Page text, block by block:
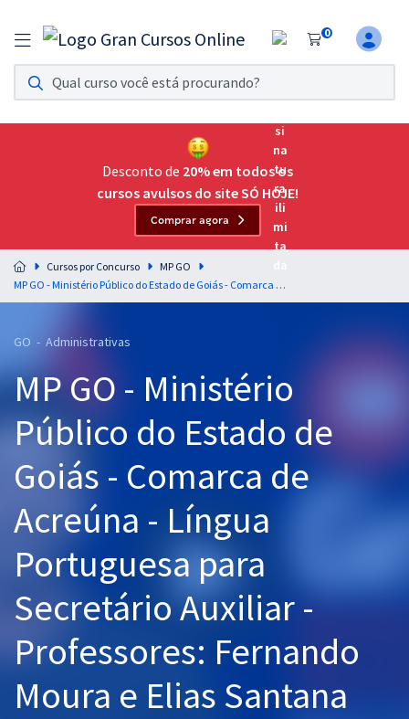
0
Assinatura Ilimitada 11
Acesso a todos os cursos. Teste grátis por 7 dias!
Assinatura OAB Até Passar
Acesso ilimitado a toda preparação para o Exame da
Residências Multiprofissionais
Preparação completa e intensiva para as principais
residências em saúde do Brasil
Cursos 20% OFF
Pós
Graduação
OAB
Questões grátis
Conteúdo gratuito
Aprovados
Desconto de 20% em todos os
cursos avulsos do site SÓ HOJE!
Comprar agora
Cursos por Concurso
MP GO
MP GO - Ministério Público do Estado de Goiás - Comarca de Acreúna - Língua Portuguesa para Secretário Auxiliar - Professores: Fernando Moura e Elias Santana
GO - Administrativas
MP GO - Ministério
Público do Estado de
Goiás - Comarca de
Acreúna - Língua
Portuguesa para
Secretário Auxiliar -
Professores: Fernando
Moura e Elias Santana